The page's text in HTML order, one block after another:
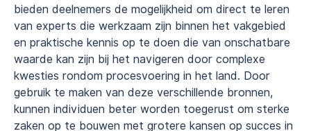
bieden deelnemers de mogelijkheid om direct te leren
van experts die werkzaam zijn binnen het vakgebied
en praktische kennis op te doen die van onschatbare
waarde kan zijn bij het navigeren door complexe
kwesties rondom procesvoering in het land. Door
gebruik te maken van deze verschillende bronnen,
kunnen individuen beter worden toegerust om sterke
zaken op te bouwen met grotere kansen op succes in